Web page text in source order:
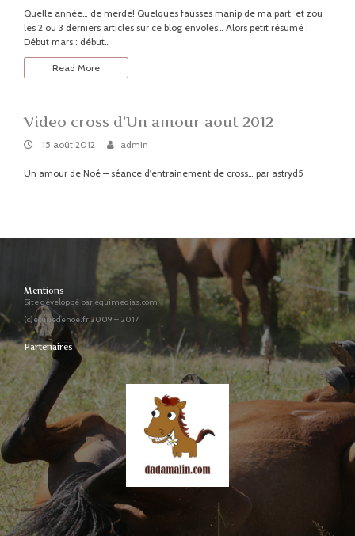
2012
Quelle année… de merde! Quelques fausses manip de ma part, et zou
les 2 ou 3 derniers articles sur ce blog envolés… Alors petit résumé :
Début mars : début…
Read More
Video cross d’Un amour aout 2012
15 août 2012
15
2012
admin
Un amour de Noé – séance d'entrainement de cross… par astryd5
Mentions
Site développé par equimedias.com
(c)ecuriedenoe.fr 2009 – 2017
Partenaires